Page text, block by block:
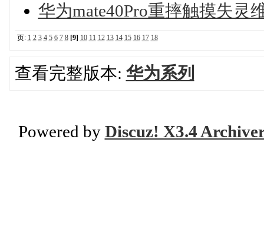
华为mate40Pro重摔触摸失灵
页: 1 2 3 4 5 6 7 8 [9] 10 11 12 13 14 15 16 17 18
查看完整版本: 华为系列
Powered by Discuz! X3.4